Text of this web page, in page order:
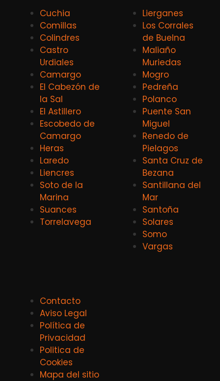
Cuchia
Comillas
Colindres
Castro
Urdiales
Camargo
El Cabezón de
la Sal
El Astillero
Escobedo de
Camargo
Heras
Laredo
Liencres
Soto de la
Marina
Suances
Torrelavega
Lierganes
Los Corrales
de Buelna
Maliaño
Muriedas
Mogro
Pedreña
Polanco
Puente San
Miguel
Renedo de
Pielagos
Santa Cruz de
Bezana
Santillana del
Mar
Santoña
Solares
Somo
Vargas
Contacto
Aviso Legal
Política de
Privacidad
Politica de
Cookies
Mapa del sitio